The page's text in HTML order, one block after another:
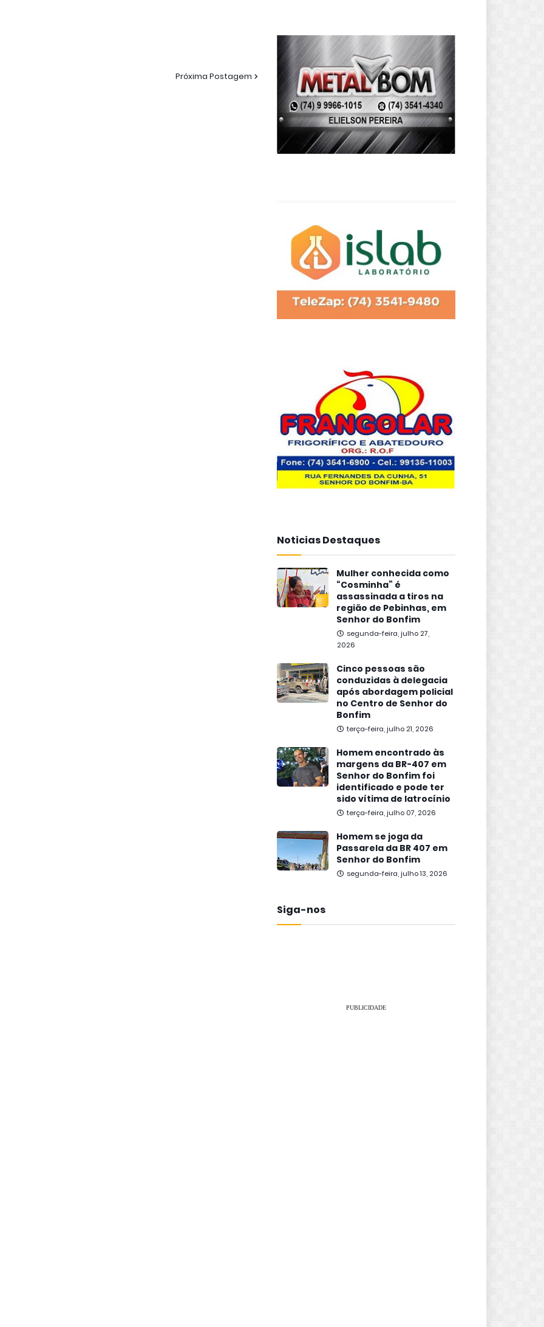
Próxima Postagem
Noticias Destaques
Mulher conhecida como
“Cosminha” é
assassinada a tiros na
região de Pebinhas, em
Senhor do Bonfim
segunda-feira, julho 27,
2026
Cinco pessoas são
conduzidas à delegacia
após abordagem policial
no Centro de Senhor do
Bonfim
terça-feira, julho 21, 2026
Homem encontrado às
margens da BR-407 em
Senhor do Bonfim foi
identificado e pode ter
sido vítima de latrocínio
terça-feira, julho 07, 2026
Homem se joga da
Passarela da BR 407 em
Senhor do Bonfim
segunda-feira, julho 13, 2026
Siga-nos
PUBLICIDADE